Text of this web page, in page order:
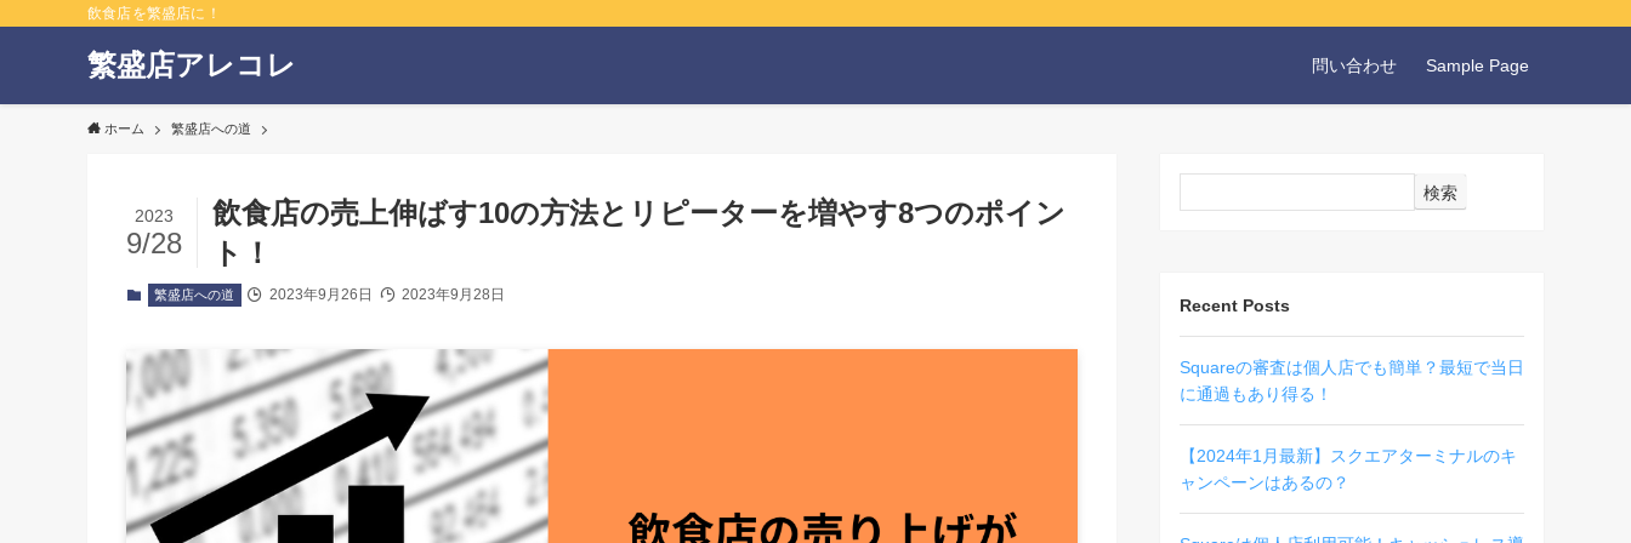
飲食店を繁盛店に！
繁盛店アレコレ 問い合わせ Sample Page
ホーム 繁盛店への道
飲食店の売上伸ばす10の方法とリピーターを増やす8つのポイン
ト！
2023
9/28
繁盛店への道 2023年9月26日 2023年9月28日
検索
Recent Posts
Squareの審査は個人店でも簡単？最短で当日
に通過もあり得る！
【2024年1月最新】スクエアターミナルのキ
ャンペーンはあるの？